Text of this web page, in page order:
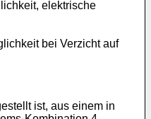
elektrische
bei Verzicht auf
ist, aus einem in